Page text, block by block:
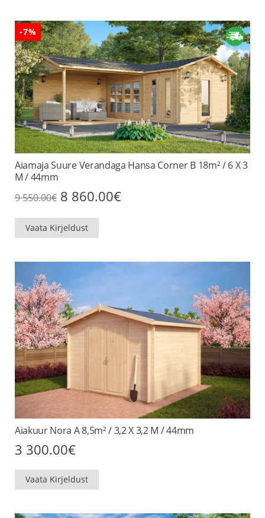
-7%
Aiamaja Suure Verandaga Hansa Corner B 18m² / 6 X 3
M / 44mm
9 550.00€ Algne
hind
9
550.00€.
8 860.00€Praegune
Vaata Kirjeldust
Aiakuur Nora A 8,5m² / 3,2 X 3,2 M / 44mm
3 300.00€
Vaata Kirjeldust